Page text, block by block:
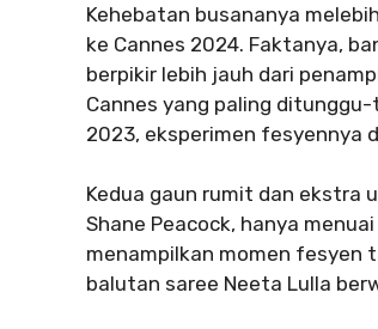
Kehebatan busananya
ke Cannes 2024. Faktanya,
berpikir lebih jauh dari
Cannes yang paling
2023, eksperimen fesyennya
Kedua gaun rumit dan ekstra
Shane Peacock, hanya
menampilkan momen fesyen
balutan saree Neeta Lulla